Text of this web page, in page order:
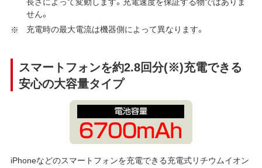
せん。
充電時の最大電流は機器側によって異なります。
スマートフォンを約2.8回分(※)充電できる
安心の大容量タイプ
iPhoneなどのスマートフォンを充電できる充電式リチウムイオン